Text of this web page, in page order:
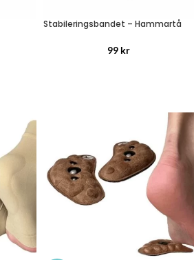
Stabileringsbandet – Hammartå
99 kr